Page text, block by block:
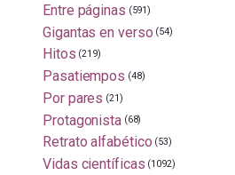
Entre páginas (591)
Gigantas en verso (54)
Hitos (219)
Pasatiempos (48)
Por pares (21)
Protagonista (68)
Retrato alfabético (53)
Vidas científicas (1092)